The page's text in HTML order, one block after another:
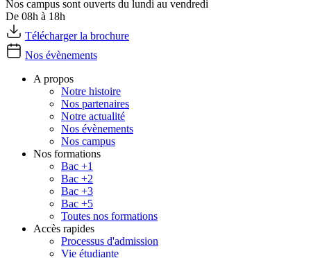
Nos campus sont ouverts du lundi au vendredi
De 08h à 18h
Télécharger la brochure
Nos évènements
A propos
Notre histoire
Nos partenaires
Notre actualité
Nos évènements
Nos campus
Nos formations
Bac +1
Bac +2
Bac +3
Bac +5
Toutes nos formations
Accès rapides
Processus d'admission
Vie étudiante